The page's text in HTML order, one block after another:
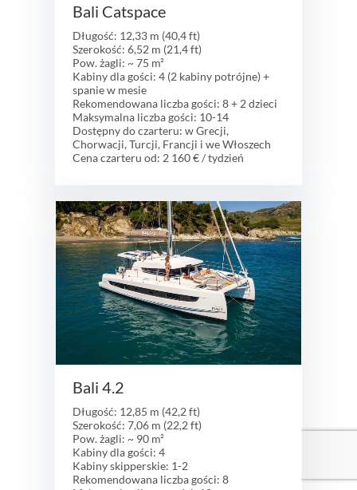
Bali Catspace
Długość: 12,33 m (40,4 ft)
Szerokość: 6,52 m (21,4 ft)
Pow. żagli: ~ 75 m²
Kabiny dla gości: 4 (2 kabiny potrójne) +
spanie w mesie
Rekomendowana liczba gości: 8 + 2 dzieci
Maksymalna liczba gości: 10-14
Dostępny do czarteru: w Grecji,
Chorwacji, Turcji, Francji i we Włoszech
Cena czarteru od: 2 160 € / tydzień
Bali 4.2
Długość: 12,85 m (42,2 ft)
Szerokość: 7,06 m (22,2 ft)
Pow. żagli: ~ 90 m²
Kabiny dla gości: 4
Kabiny skipperskie: 1-2
Rekomendowana liczba gości: 8